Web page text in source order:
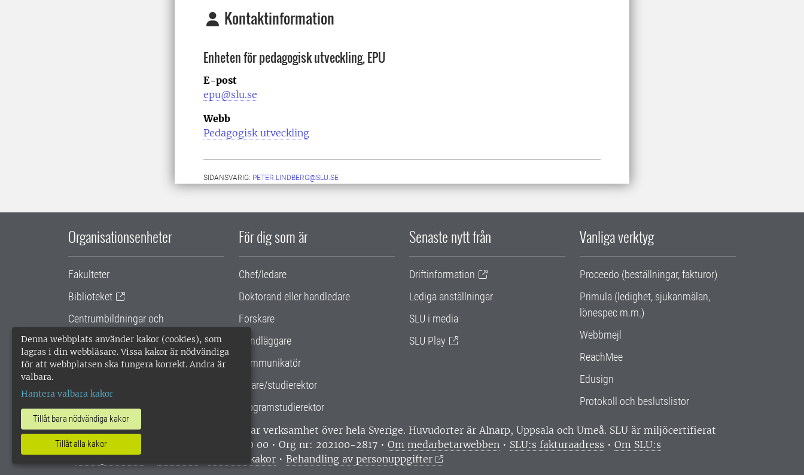
Denna webbplats använder kakor (cookies), som
lagras i din webbläsare. Vissa kakor är nödvändiga
för att webbplatsen ska fungera korrekt. Andra är
valbara.
Hantera valbara kakor
Tillåt bara nödvändiga kakor
Tillåt alla kakor
Kontaktinformation
Enheten för pedagogisk utveckling, EPU
E-post
epu@slu.se
Webb
Pedagogisk utveckling
SIDANSVARIG: PETER.LINDBERG@SLU.SE
Organisationsenheter
Fakulteter
Biblioteket
Centrumbildningar och
samarbetsprojekt
Gemensamma verksamhetsstödet
För dig som är
Chef/ledare
Doktorand eller handledare
Forskare
Handläggare
Kommunikatör
Lärare/studierektor
Programstudierektor
Senaste nytt från
Driftinformation
Lediga anställningar
SLU i media
SLU Play
Vanliga verktyg
Proceedo (beställningar, fakturor)
Primula (ledighet, sjukanmälan,
lönespec m.m.)
Webbmejl
ReachMee
Edusign
Protokoll och beslutslistor
SLU, Sveriges lantbruksuniversitet, har verksamhet över hela Sverige. Huvudorter är Alnarp, Uppsala och Umeå. SLU är miljöcertifierat
enligt ISO 14001. •
Telefon: 018-67 10 00 • Org nr: 202100-2817 • Om medarbetarwebben • SLU:s fakturaadress • Om SLU:s
webbplatser
Hantera kakor •Behandling av personuppgifter